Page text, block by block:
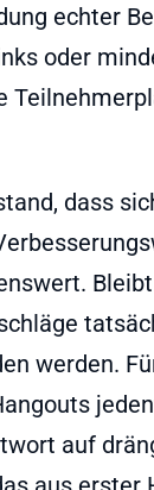
echter
oder
dass
werden.
auf